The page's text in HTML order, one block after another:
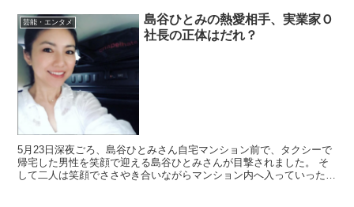
芸能・エンタメ
島谷ひとみの熱愛相手、実業家Ｏ
社長の正体はだれ？
5月23日深夜ごろ、島谷ひとみさん自宅マンション前で、タクシーで
帰宅した男性を笑顔で迎える島谷ひとみさんが目撃されました。 そ
して二人は笑顔でささやき合いながらマンション内へ入っていったと